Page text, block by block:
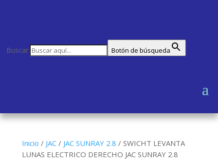
Buscar: Botón de búsqueda
Inicio / JAC/ JAC SUNRAY 2.8 / SWICHT LEVANTA
LUNAS ELECTRICO DERECHO JAC SUNRAY 2.8